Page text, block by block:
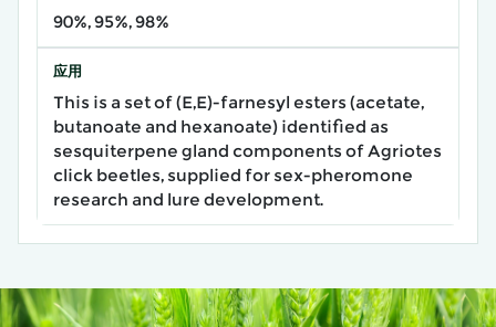
90%, 95%, 98%
应用
This is a set of (E,E)-farnesyl esters (acetate,
butanoate and hexanoate) identified as
sesquiterpene gland components of Agriotes
click beetles, supplied for sex-pheromone
research and lure development.